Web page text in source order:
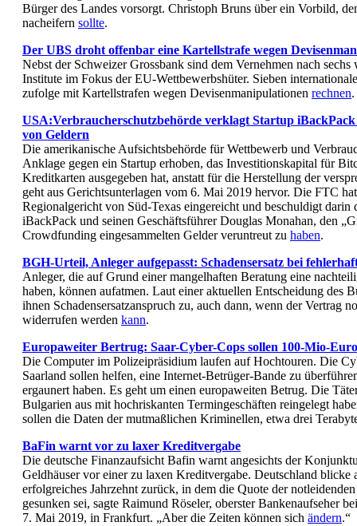
Bürger des Landes vorsorgt. Christoph Bruns über ein Vorbild,
nacheifern sollte.
Der UBS droht offenbar eine Kartellstrafe wegen
Nebst der Schweizer Grossbank sind dem Vernehmen nach sechs
Institute im Fokus der EU-Wettbewerbshüter. Sieben
zufolge mit Kartellstrafen wegen Devisenmanipulationen rechnen.
USA:Verbraucherschutzbehörde verklagt Startup
von Geldern
Die amerikanische Aufsichtsbehörde für Wettbewerb und
Anklage gegen ein Startup erhoben, das Investitionskapital für
Kreditkarten ausgegeben hat, anstatt für die Herstellung der
geht aus Gerichtsunterlagen vom 6. Mai 2019 hervor. Die FTC
Regionalgericht von Süd-Texas eingereicht und beschuldigt darin
iBackPack und seinen Geschäftsführer Douglas Monahan, den
Crowdfunding eingesammelten Gelder veruntreut zu haben.
BGH-Urteil, Anleger aufgepasst: Schadensersatz bei
Anleger, die auf Grund einer mangelhaften Beratung eine
haben, können aufatmen. Laut einer aktuellen Entscheidung des
ihnen Schadensersatzanspruch zu, auch dann, wenn der Vertrag
widerrufen werden kann.
Europaweiter Bertrug: Saar-Cyber-Cops sollen 100-Mio-
Die Computer im Polizeipräsidium laufen auf Hochtouren. Die
Saarland sollen helfen, eine Internet-Betrüger-Bande zu
ergaunert haben. Es geht um einen europaweiten Betrug. Die
Bulgarien aus mit hochriskanten Termingeschäften reingelegt
sollen die Daten der mutmaßlichen Kriminellen, etwa drei
BaFin warnt vor zu laxer Kreditvergabe
Die deutsche Finanzaufsicht Bafin warnt angesichts der
Geldhäuser vor einer zu laxen Kreditvergabe. Deutschland
erfolgreiches Jahrzehnt zurück, in dem die Quote der
gesunken sei, sagte Raimund Röseler, oberster Bankenaufseher
7. Mai 2019, in Frankfurt. „Aber die Zeiten können sich ändern.“